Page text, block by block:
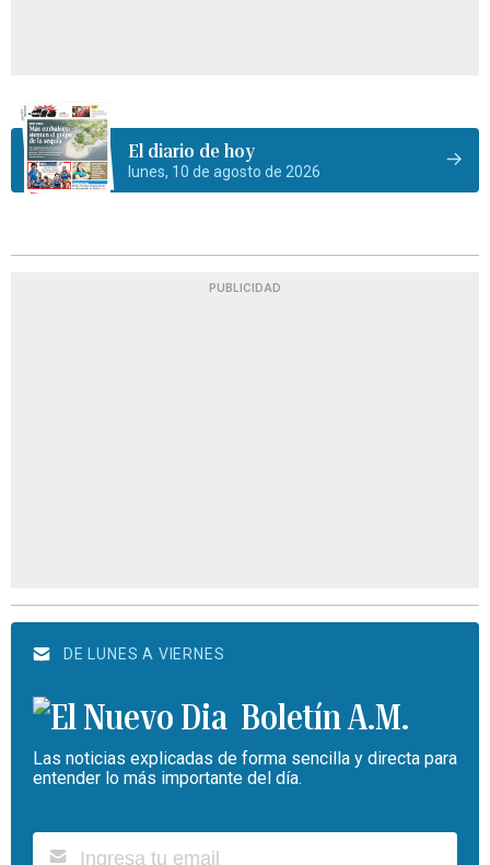
El diario de hoy
lunes, 10 de agosto de 2026
PUBLICIDAD
DE LUNES A VIERNES
Boletín A.M.
Las noticias explicadas de forma sencilla y directa para
entender lo más importante del día.